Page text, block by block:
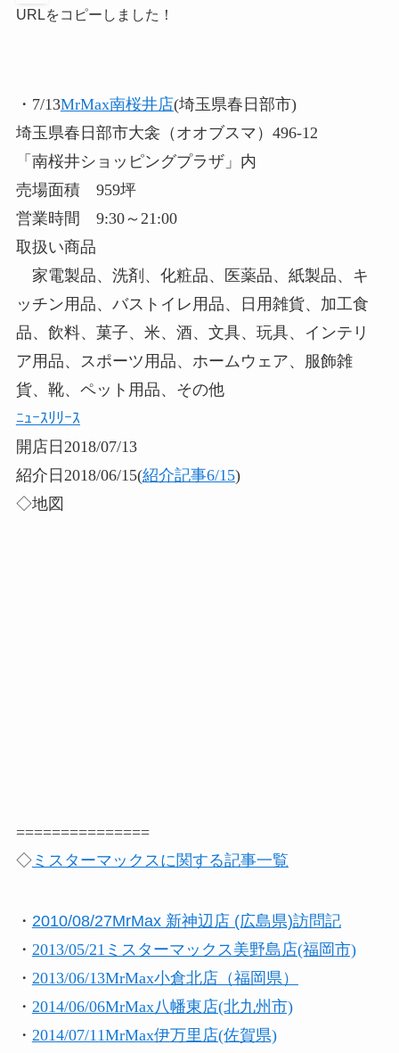
URLをコピーしました！
・7/13MrMax南桜井店(埼玉県春日部市)
埼玉県春日部市大衾（オオブスマ）496-12
「南桜井ショッピングプラザ」内
売場面積 959坪
営業時間 9:30～21:00
取扱い商品
家電製品、洗剤、化粧品、医薬品、紙製品、キ
ッチン用品、バストイレ用品、日用雑貨、加工食
品、飲料、菓子、米、酒、文具、玩具、インテリ
ア用品、スポーツ用品、ホームウェア、服飾雑
貨、靴、ペット用品、その他
ﾆｭｰｽﾘﾘｰｽ
開店日2018/07/13
紹介日2018/06/15(紹介記事6/15)
◇地図
===============
◇ミスターマックスに関する記事一覧
・ 2010/08/27MrMax 新神辺店 (広島県)訪問記
・ 2013/05/21 ミスターマックス美野島店(福岡市)
・ 2013/06/13MrMax小倉北店（福岡県）
・ 2014/06/06MrMax八幡東店(北九州市)
・ 2014/07/11MrMax伊万里店(佐賀県)